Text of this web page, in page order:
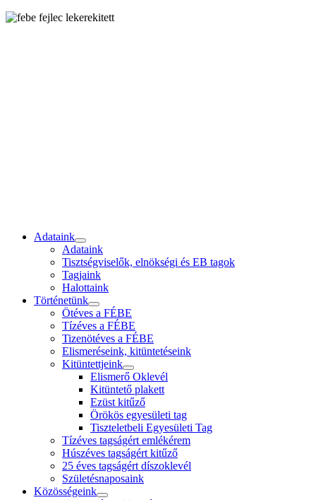
Adataink
Adataink
Tisztségviselők, elnökségi és EB tagok
Tagjaink
Halottaink
Történetünk
Ötéves a FÉBE
Tízéves a FÉBE
Tizenötéves a FÉBE
Elismeréseink, kitüntetéseink
Kitüntettjeink
Elismerő Oklevél
Kitüntető plakett
Ezüst kitűző
Örökös egyesületi tag
Tiszteletbeli Egyesületi Tag
Tízéves tagságért emlékérem
Húszéves tagságért kitűző
25 éves tagságért díszoklevél
Születésnaposaink
Közösségeink